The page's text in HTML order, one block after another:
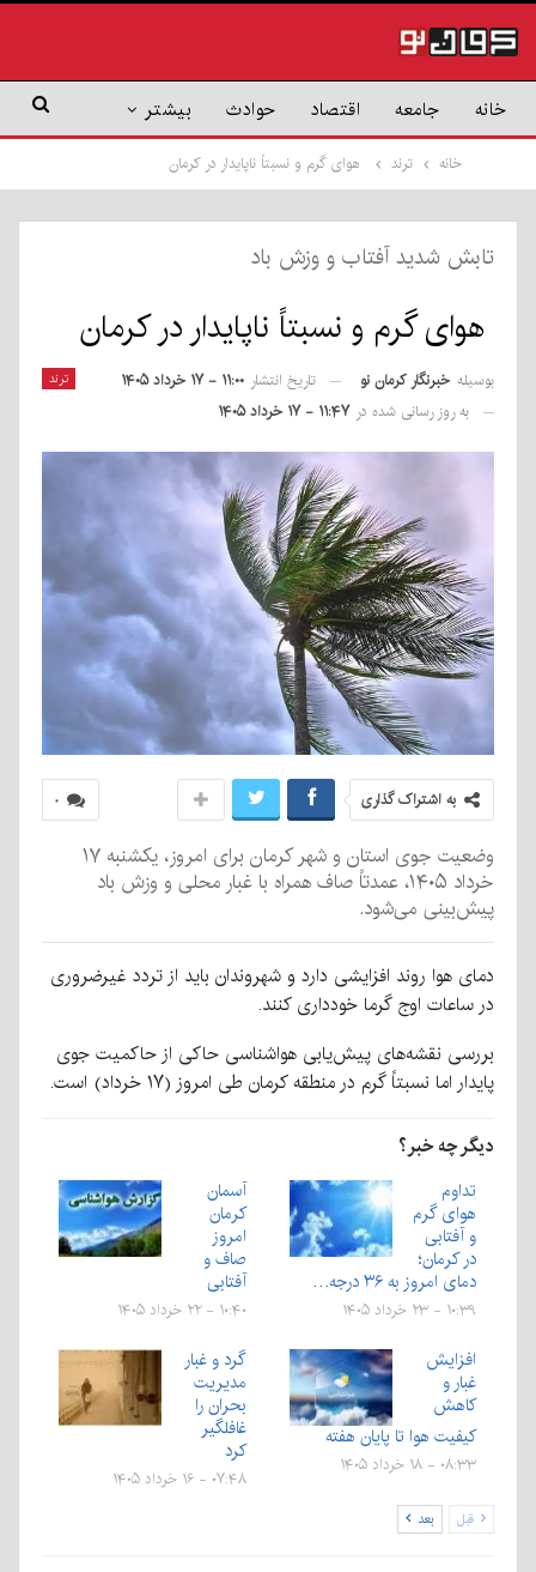
خانه جامعه اقتصاد حوادث بیشتر
خانه ترند هوای گرم و نسبتاً ناپایدار در کرمان
تابش شدید آفتاب و وزش باد
هوای گرم و نسبتاً ناپایدار در کرمان
ترند بوسیله خبرنگار کرمان نو تاریخ انتشار ۱۱:۰۰ - ۱۷ خرداد ۱۴۰۵
به روز رسانی شده در ۱۱:۴۷ - ۱۷ خرداد ۱۴۰۵
۰ به اشتراک گذاری
وضعیت جوی استان و شهر کرمان برای امروز، یکشنبه ۱۷
خرداد ۱۴۰۵، عمدتاً صاف همراه با غبار محلی و وزش باد
پیش‌بینی می‌شود.
دمای هوا روند افزایشی دارد و شهروندان باید از تردد غیرضروری
در ساعات اوج گرما خودداری کنند.
بررسی نقشه‌های پیش‌یابی هواشناسی حاکی از حاکمیت جوی
پایدار اما نسبتاً گرم در منطقه کرمان طی امروز (۱۷ خرداد) است.
دیگر چه خبر؟
تداوم
هوای گرم
و آفتابی
در کرمان؛
دمای امروز به ۳۶ درجه…
۱۰:۳۹ - ۲۳ خرداد ۱۴۰۵
آسمان
کرمان
امروز
صاف و
آفتابی
۱۰:۴۰ - ۲۲ خرداد ۱۴۰۵
افزایش
غبار و
کاهش
کیفیت هوا تا پایان هفته
۰۸:۳۳ - ۱۸ خرداد ۱۴۰۵
گرد و غبار
مدیریت
بحران را
غافلگیر
کرد
۰۷:۴۸ - ۱۶ خرداد ۱۴۰۵
قبل بعد